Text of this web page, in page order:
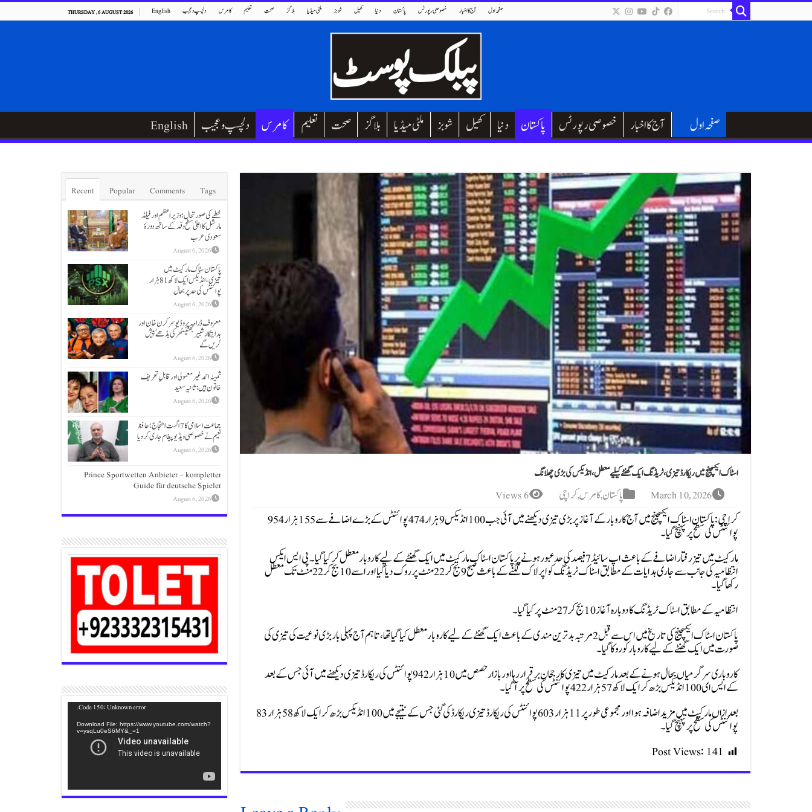
THURSDAY , 6 AUGUST 2026 English دلچسپ و عجیب کامرس تعلیم صحت بلاگز ملٹی میڈیا شوبز کھیل دنیا پاکستان خصوصی رپورٹس آج کا اخبار صفحہ اول
English دلچسپ و عجیب کامرس تعلیم صحت بلاگز ملٹی میڈیا شوبز کھیل دنیا پاکستان خصوصی رپورٹس آج کا اخبار صفحہ اول
اسٹاک ایکسچینج میں ریکارڈ تیزی، ٹریڈنگ ایک گھنٹے کیلیے معطل، انڈیکس کی بڑی چھلانگ
March 10, 2026 پاکستان,کامرس,کراچی 6 Views
کراچی:پاکستان اسٹاک ایکسچینج میں آج کاروبار کے آغاز پر بڑی تیزی دیکھنے میں آئی جب 100 انڈیکس 9 ہزار 474 پوائنٹس کے بڑے اضافے سے 155 ہزار 954
پوائنٹس کی سطح پر پہنچ گیا۔
مارکیٹ میں تیز رفتار اضافے کے باعث اپ سائیڈ 7 فیصد کی حد عبور ہونے پر پاکستان اسٹاک مارکیٹ میں ایک گھنٹے کے لیے کاروبار معطل کر کیا گیا۔ پی ایس ایکس
انتظامیہ کی جانب سے جاری ہدایات کے مطابق اسٹاک ٹریڈنگ کو اپر لاک لگنے کے باعث صبح 9 بج کر 22 منٹ پر روک دیا گیا اور اسے 10 بج کر 22 منٹ تک معطل
رکھا گیا۔
انتظامیہ کے مطابق اسٹاک ٹریڈنگ کا دوبارہ آغاز 10 بج کر 27 منٹ پر کیا گیا۔
پاکستان اسٹاک ایکسچینج کی تاریخ میں اس سے قبل 2 مرتبہ بدترین مندی کے باعث ایک گھنٹے کے لیے کاروبار معطل کیا گیا تھا، تاہم آج پہلی بار بڑی نوعیت کی تیزی کی
صورت میں ایک گھنٹے کے لیے کاروبار کو روکا گیا۔
کاروباری سرگرمیاں بحال ہونے کے بعد مارکیٹ میں تیزی کا رجحان برقرار رہا اور بازار حصص میں 10 ہزار 942 پوائنٹس کی ریکارڈ تیزی دیکھنے میں آئی جس کے بعد
کے ایس ای 100 انڈیکس بڑھ کر ایک لاکھ 57 ہزار 422 پوائنٹس کی سطح پر آگیا۔
بعد ازاں مارکیٹ میں مزید اضافہ ہوا اور مجموعی طور پر 11 ہزار 603 پوائنٹس کی ریکارڈ تیزی ریکارڈ کی گئی جس کے نتیجے میں 100 انڈیکس بڑھ کر ایک لاکھ 58 ہزار 83
پوائنٹس کی سطح پر پہنچ گیا۔
Post Views: 141
Recent Popular Comments
Tags
خطے کی صورتحال؛ وزیراعظم اور فیلڈ
مارشل کا اعلیٰ سطح وفد کے ساتھ دورۂ
سعودی عرب
August 6, 2026
پاکستان سٹاک مارکیٹ میں
تیزی،انڈیکس ایک لاکھ 81 ہزار
پوائنٹس کی حد پر بحال
August 6, 2026
معروف ڈرامہ پروڈیوسر کرن خان اور
ہدایتکار شبیر بھٹیًٹھرکی بڈھےًپیش
کریں گے
August 6, 2026
ثمینہ احمد غیر معمولی اور قابلِ تعریف
خاتون ہیں: ثانیہ سعید
August 6, 2026
جماعت اسلامی کا 7 اگست احتجاج؛حافظ
نعیم نے خصوصی ویڈیو پیغام جاری کردیا
August 6, 2026
Prince Sportwetten Anbieter – kompletter
Guide für deutsche Spieler
August 6, 2026
Player
Code 150: Unknown error.
Download File: https://www.youtube.com/watch?
v=ysqLu0eS6MY&_=1